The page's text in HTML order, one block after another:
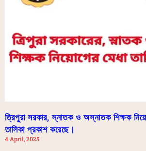
ত্রিপুরা সরকার, স্নাতক ও অস্নাতক শিক্ষক
তালিকা প্রকাশ করেছে।
4 April, 2025